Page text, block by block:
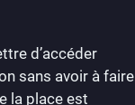
d’accéder
sans avoir à faire
la place est